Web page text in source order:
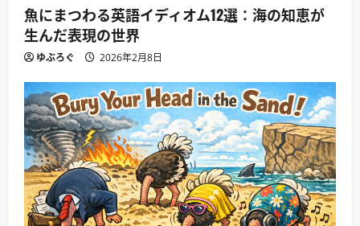
魚にまつわる英語イディオム12選：海の知恵が
生んだ表現の世界
ゆぶろぐ 2026年2月8日